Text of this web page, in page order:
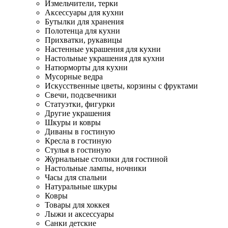
Измельчители, терки
Аксессуары для кухни
Бутылки для хранения
Полотенца для кухни
Прихватки, рукавицы
Настенные украшения для кухни
Настольные украшения для кухни
Натюрморты для кухни
Мусорные ведра
Искусственные цветы, корзины с фруктами
Свечи, подсвечники
Статуэтки, фигурки
Другие украшения
Шкуры и ковры
Диваны в гостиную
Кресла в гостиную
Стулья в гостиную
Журнальные столики для гостиной
Настольные лампы, ночники
Часы для спальни
Натуральные шкуры
Ковры
Товары для хоккея
Лыжи и аксессуары
Санки детские